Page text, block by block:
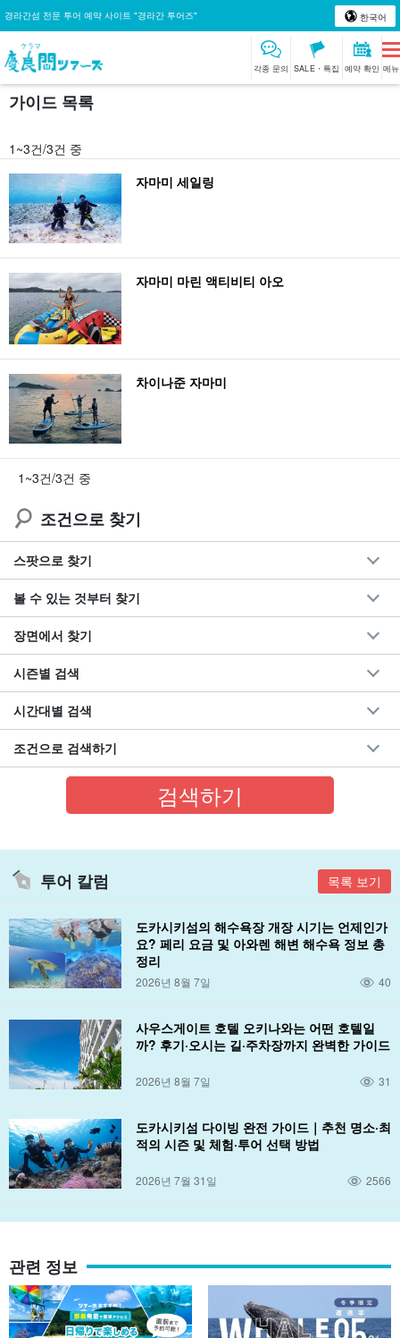
경라간섬 전문 투어 예약 사이트 "경라간 투어즈" 한국어
각종 문의 SALE・특집 예약 확인 메뉴
가이드 목록
1~3건/3건 중
자마미 세일링
자마미 마린 액티비티 아오
차이나준 자마미
1~3건/3건 중
조건으로 찾기
스팟으로 찾기
볼 수 있는 것부터 찾기
장면에서 찾기
시즌별 검색
시간대별 검색
조건으로 검색하기
투어 칼럼 목록 보기
도카시키섬의 해수욕장 개장 시기는 언제인가
요? 페리 요금 및 아와렌 해변 해수욕 정보 총
정리
2026년 8월 7일 40
사우스게이트 호텔 오키나와는 어떤 호텔일
까? 후기·오시는 길·주차장까지 완벽한 가이드
2026년 8월 7일 31
도카시키섬 다이빙 완전 가이드｜추천 명소·최
적의 시즌 및 체험·투어 선택 방법
2026년 7월 31일 2566
관련 정보